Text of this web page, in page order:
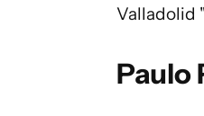
Valladolid
Paulo